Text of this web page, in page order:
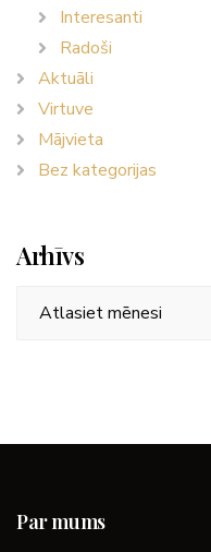
Interesanti
Radoši
Aktuāli
Virtuve
Mājvieta
Bez kategorijas
Arhīvs
Par mums